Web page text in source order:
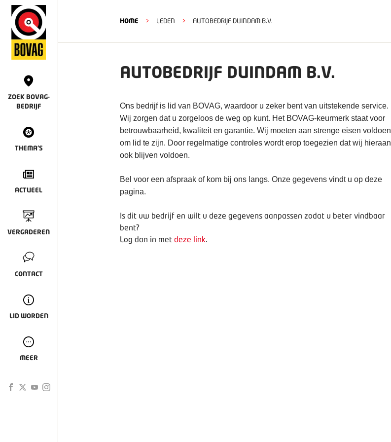
ZOEK BOVAG-
BEDRIJF
THEMA'S
ACTUEEL
VERGADEREN
CONTACT
LID WORDEN
MEER
HOME > LEDEN > AUTOBEDRIJF DUINDAM B.V.
AUTOBEDRIJF DUINDAM B.V.
Ons bedrijf is lid van BOVAG, waardoor u zeker bent van uitstekende service.
Wij zorgen dat u zorgeloos de weg op kunt. Het BOVAG-keurmerk staat voor
betrouwbaarheid, kwaliteit en garantie. Wij moeten aan strenge eisen voldoen
om lid te zijn. Door regelmatige controles wordt erop toegezien dat wij hieraan
ook blijven voldoen.
Bel voor een afspraak of kom bij ons langs. Onze gegevens vindt u op deze
pagina.
Is dit uw bedrijf en wilt u deze gegevens aanpassen zodat u beter vindbaar
bent?
Log dan in met deze link.